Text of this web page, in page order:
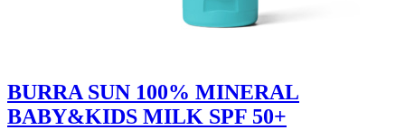
BURRA SUN 100% MINERAL
BABY&KIDS MILK SPF 50+